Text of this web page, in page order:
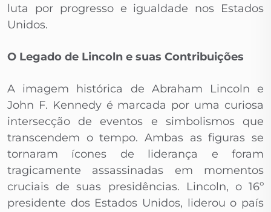
luta por progresso e igualdade nos Estados
Unidos.
O Legado de Lincoln e suas Contribuições
A imagem histórica de Abraham Lincoln e
John F. Kennedy é marcada por uma curiosa
intersecção de eventos e simbolismos que
transcendem o tempo. Ambas as figuras se
tornaram ícones de liderança e foram
tragicamente assassinadas em momentos
cruciais de suas presidências. Lincoln, o 16º
presidente dos Estados Unidos, liderou o país